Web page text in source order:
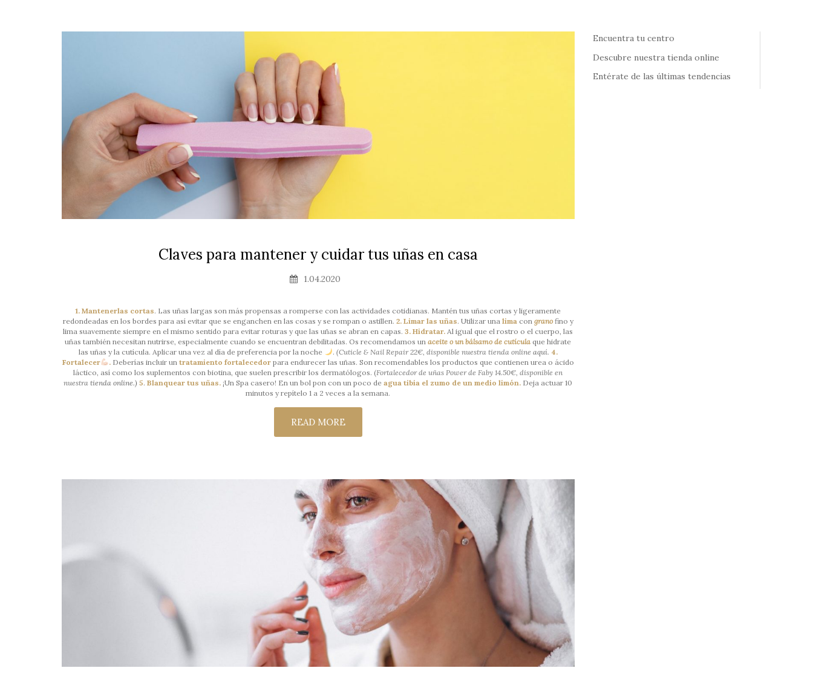
Claves para mantener y cuidar tus uñas en casa
1.04.2020
1. Mantenerlas cortas. Las uñas largas son más propensas a romperse con las actividades cotidianas. Mantén tus uñas cortas y ligeramente
redondeadas en los bordes para así evitar que se enganchen en las cosas y se rompan o astillen. 2. Limar las uñas. Utilizar una lima con granofino y
lima suavemente siempre en el mismo sentido para evitar roturas y que las uñas se abran en capas.3.Hidratar. Al igual que el rostro o el cuerpo, las
uñas también necesitan nutrirse, especialmente cuando se encuentran debilitadas. Os recomendamos unaceite o un bálsamo de cutícula que hidrate
las uñas y la cutícula. Aplicar una vez al día de preferencia por la noche
. (Cuticle & Nail Repair 22€, disponible nuestra tienda online aquí. 4.
Fortalecer
.Deberías incluir un tratamiento fortalecedor para endurecer las uñas. Son recomendables los productos que contienen urea o ácido
láctico, así como los suplementos con biotina, que suelen prescribir los dermatólogos. (Fortalecedor de uñas Power de Faby 14.50€, disponible en
nuestratienda online.) 5.Blanquear tus uñas. ¡Un Spa casero! En un bol pon con un poco deagua tibia el zumo de un medio limón. Deja actuar 10
minutos y repítelo 1 a 2 veces a la semana.
READ MORE
Encuentra tu centro
Descubre nuestra tienda online
Entérate de las últimas tendencias